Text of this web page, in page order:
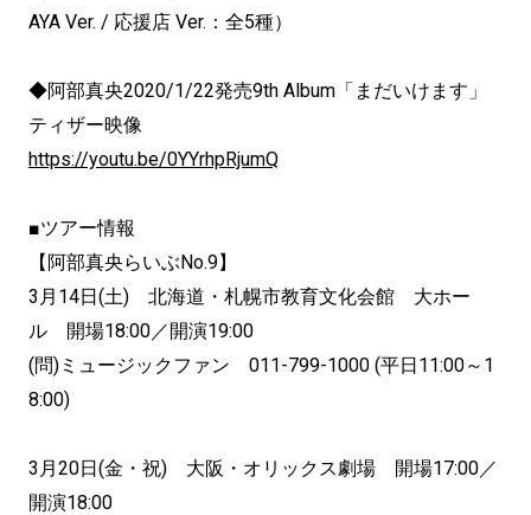
AYA Ver. / 応援店 Ver.：全5種）
◆阿部真央2020/1/22発売9th Album「まだいけます」
ティザー映像
https://youtu.be/0YYrhpRjumQ
■ツアー情報
【阿部真央らいぶNo.9】
3月14日(土) 北海道・札幌市教育文化会館 大ホー
ル 開場18:00／開演19:00
(問)ミュージックファン 011-799-1000 (平日11:00～1
8:00)
3月20日(金・祝) 大阪・オリックス劇場 開場17:00／
開演18:00